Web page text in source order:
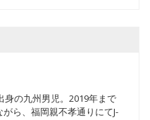
身の九州男児。2019年まで
ら、福岡親不孝通りにてJ-